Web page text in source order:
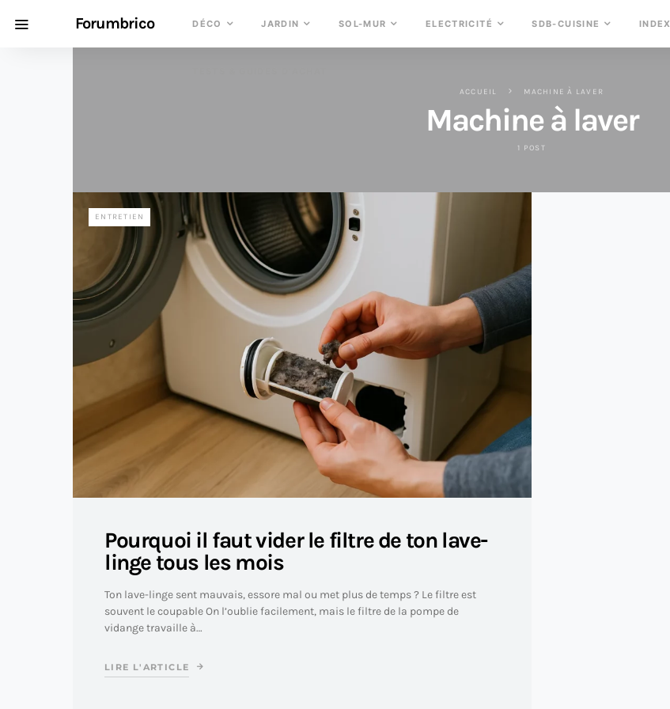
Forumbrico DÉCO JARDIN SOL-MUR ELECTRICITÉ SDB-CUISINE INDEX
ACCUEIL MACHINE À LAVER
Machine à laver
1 POST
ENTRETIEN
Pourquoi il faut vider le filtre de ton lave-
linge tous les mois
Ton lave-linge sent mauvais, essore mal ou met plus de temps ? Le filtre est
souvent le coupable On l’oublie facilement, mais le filtre de la pompe de
vidange travaille à…
LIRE L'ARTICLE